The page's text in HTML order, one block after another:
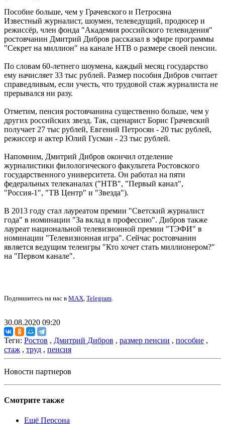
Пособие больше, чем у Грачевского и Петросяна
Известный журналист, шоумен, телеведущий, продюсер и
режиссёр, член фонда "Академия российского телевидения"
ростовчанин Дмитрий Дибров рассказал в эфире программы
"Секрет на миллион" на канале НТВ о размере своей пенсии.
По словам 60-летнего шоумена, каждый месяц государство
ему начисляет 33 тыс рублей. Размер пособия Дибров считает
справедливым, если учесть, что трудовой стаж журналиста не
прерывался ни разу.
Отметим, пенсия ростовчанина существенно больше, чем у
других российских звезд. Так, сценарист Борис Грачевский
получает 27 тыс рублей, Евгений Петросян - 20 тыс рублей,
режиссер и актер Юлий Гусман - 23 тыс рублей.
Напомним, Дмитрий Дибров окончил отделение
журналистики филологического факультета Ростовского
государственного университета. Он работал на пяти
федеральных телеканалах ("НТВ", "Первый канал",
"Россия-1", "ТВ Центр" и "Звезда").
В 2013 году стал лауреатом премии "Светский журналист
года" в номинации "За вклад в профессию". Дибров также
лауреат национальной телевизионной премии "ТЭФИ" в
номинации "Телевизионная игра". Сейчас ростовчанин
является ведущим телеигры "Кто хочет стать миллионером?"
на "Первом канале".
Подпишитесь на нас в MAX, Telegram.
30.08.2020 09:20
Теги: Ростов , Дмитрий Дибров , размер пенсии , пособие ,
стаж , труд , пенсия
Новости партнеров
Смотрите также
Ещё Персона